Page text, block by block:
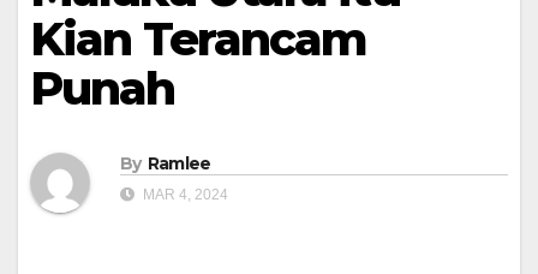
Kian Terancam
Punah
By Ramlee
MAR 4, 2024